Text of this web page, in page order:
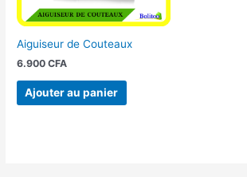
Aiguiseur de Couteaux
6.900CFA
Ajouter au panier